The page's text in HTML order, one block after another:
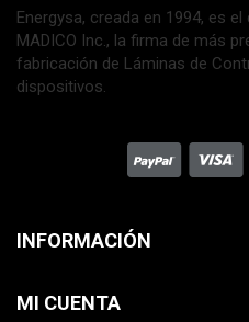
Energysa, creada en 1994, es
MADICO Inc., la firma de más
fabricación de Láminas de
dispositivos.
INFORMACIÓN
MI CUENTA